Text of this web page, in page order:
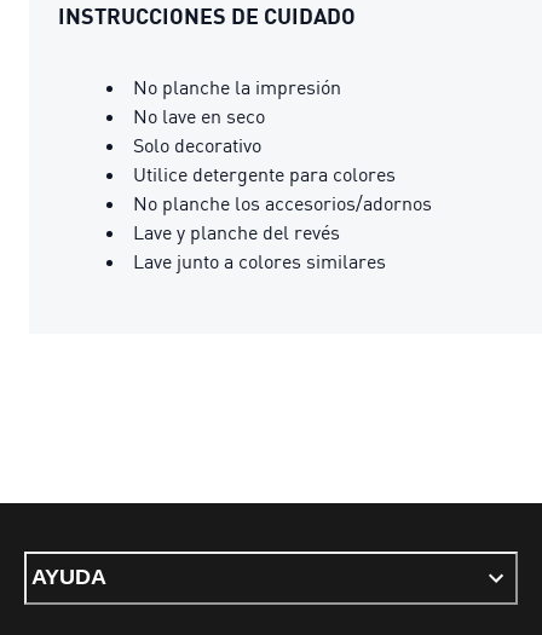
INSTRUCCIONES DE CUIDADO
No planche la impresión
No lave en seco
Solo decorativo
Utilice detergente para colores
No planche los accesorios/adornos
Lave y planche del revés
Lave junto a colores similares
AYUDA